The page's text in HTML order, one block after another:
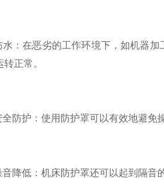
在恶劣的工作环境下，如机器加
正常。
护：使用防护罩可以有效地避免操
低：机床防护罩还可以起到隔音的